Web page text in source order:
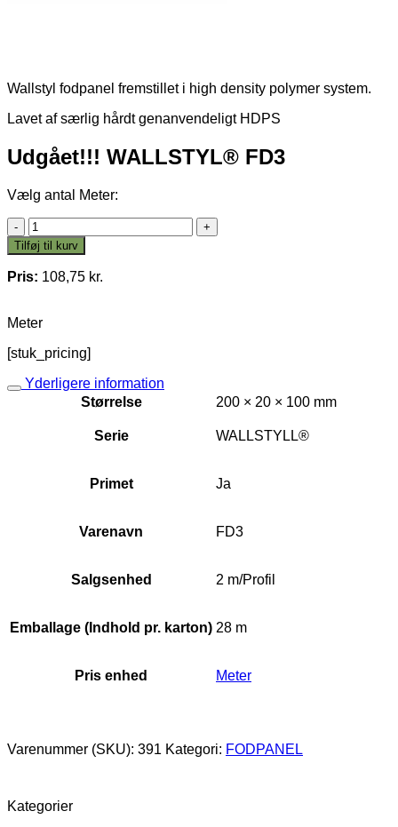
Wallstyl fodpanel fremstillet i high density polymer system.
Lavet af særlig hårdt genanvendeligt HDPS
Udgået!!! WALLSTYL® FD3
Vælg antal Meter:
Udgået!!!
WALLSTYL®
FD3
antal
Tilføj til kurv
Pris: 108,75 kr.
Meter
[stuk_pricing]
Yderligere information
Størrelse
200 × 20 × 100 mm
Serie WALLSTYLL®
Primet Ja
Varenavn FD3
Salgsenhed 2 m/Profil
Emballage (Indhold pr. karton) 28 m
Pris enhed Meter
Varenummer (SKU): 391 Kategori: FODPANEL
Kategorier